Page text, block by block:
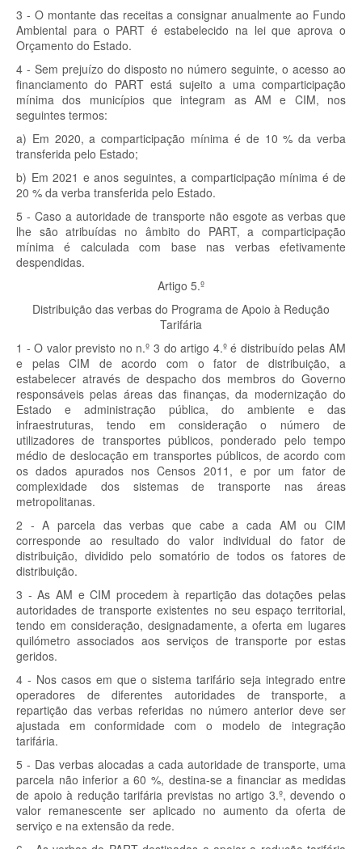
3 - O montante das receitas a consignar anualmente ao Fundo
Ambiental para o PART é estabelecido na lei que aprova o
Orçamento do Estado.
4 - Sem prejuízo do disposto no número seguinte, o acesso ao
financiamento do PART está sujeito a uma comparticipação
mínima dos municípios que integram as AM e CIM, nos
seguintes termos:
a) Em 2020, a comparticipação mínima é de 10 % da verba
transferida pelo Estado;
b) Em 2021 e anos seguintes, a comparticipação mínima é de
20 % da verba transferida pelo Estado.
5 - Caso a autoridade de transporte não esgote as verbas que
lhe são atribuídas no âmbito do PART, a comparticipação
mínima é calculada com base nas verbas efetivamente
despendidas.
Artigo 5.º
Distribuição das verbas do Programa de Apoio à Redução
Tarifária
1 - O valor previsto no n.º 3 do artigo 4.º é distribuído pelas AM
e pelas CIM de acordo com o fator de distribuição, a
estabelecer através de despacho dos membros do Governo
responsáveis pelas áreas das finanças, da modernização do
Estado e administração pública, do ambiente e das
infraestruturas, tendo em consideração o número de
utilizadores de transportes públicos, ponderado pelo tempo
médio de deslocação em transportes públicos, de acordo com
os dados apurados nos Censos 2011, e por um fator de
complexidade dos sistemas de transporte nas áreas
metropolitanas.
2 - A parcela das verbas que cabe a cada AM ou CIM
corresponde ao resultado do valor individual do fator de
distribuição, dividido pelo somatório de todos os fatores de
distribuição.
3 - As AM e CIM procedem à repartição das dotações pelas
autoridades de transporte existentes no seu espaço territorial,
tendo em consideração, designadamente, a oferta em lugares
quilómetro associados aos serviços de transporte por estas
geridos.
4 - Nos casos em que o sistema tarifário seja integrado entre
operadores de diferentes autoridades de transporte, a
repartição das verbas referidas no número anterior deve ser
ajustada em conformidade com o modelo de integração
tarifária.
5 - Das verbas alocadas a cada autoridade de transporte, uma
parcela não inferior a 60 %, destina-se a financiar as medidas
de apoio à redução tarifária previstas no artigo 3.º, devendo o
valor remanescente ser aplicado no aumento da oferta de
serviço e na extensão da rede.